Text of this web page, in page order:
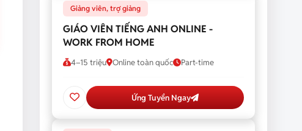
Giảng viên, trợ giảng
GIÁO VIÊN TIẾNG ANH ONLINE -
WORK FROM HOME
4–15 triệu Online toàn quốc Part-time
Ứng Tuyển Ngay